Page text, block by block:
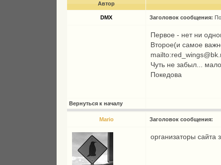
Автор
DMX Заголовок сообщения:
Первое - нет ни
Второе(и самое
Чуть не забыл...
Покедова
Вернуться к началу
Mario Заголовок сообщения:
организаторы сайта